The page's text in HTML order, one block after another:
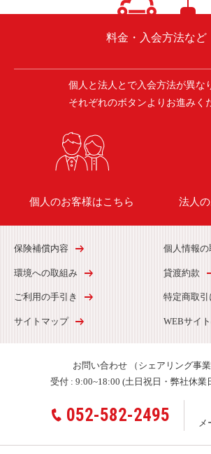
料金・入会方法など
個人と法人とで入会方法が異な
それぞれのボタンよりお進みく
個人のお客様はこちら 法人
保険補償内容 個人情報の
環境への取組み 貸渡約款
ご利用の手引き 特定商取引
サイトマップ WEBサイ
お問い合わせ
（シェアリング事業
受付 : 9:00~18:00 (土日祝日・弊社休業
052-582-2495 メ